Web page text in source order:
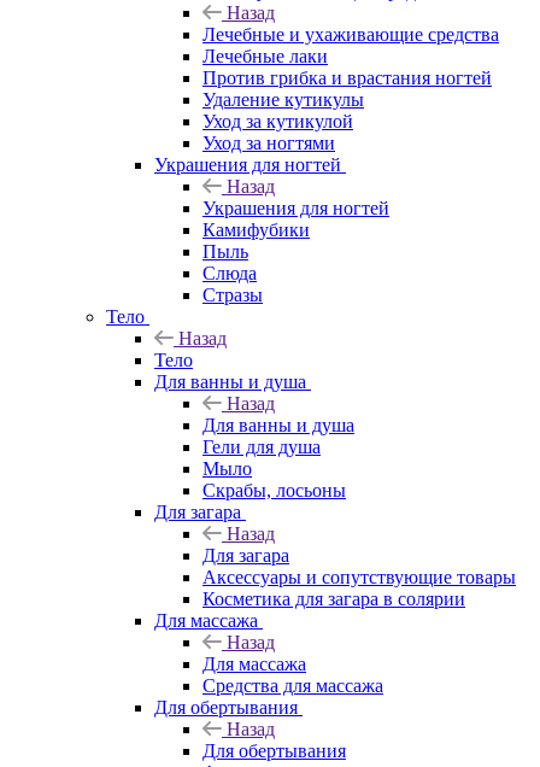
Назад
Лечебные и ухаживающие средства
Лечебные лаки
Против грибка и врастания ногтей
Удаление кутикулы
Уход за кутикулой
Уход за ногтями
Украшения для ногтей
Назад
Украшения для ногтей
Камифубики
Пыль
Слюда
Стразы
Тело
Назад
Тело
Для ванны и душа
Назад
Для ванны и душа
Гели для душа
Мыло
Скрабы, лосьоны
Для загара
Назад
Для загара
Аксессуары и сопутствующие товары
Косметика для загара в солярии
Для массажа
Назад
Для массажа
Средства для массажа
Для обертывания
Назад
Для обертывания